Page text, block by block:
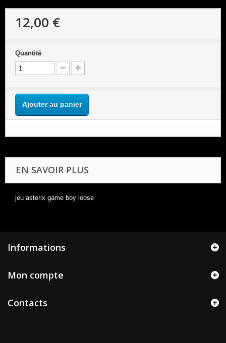
12,00 €
Quantité
Ajouter au panier
EN SAVOIR PLUS
jeu asterix game boy loose
Informations
Mon compte
Contacts